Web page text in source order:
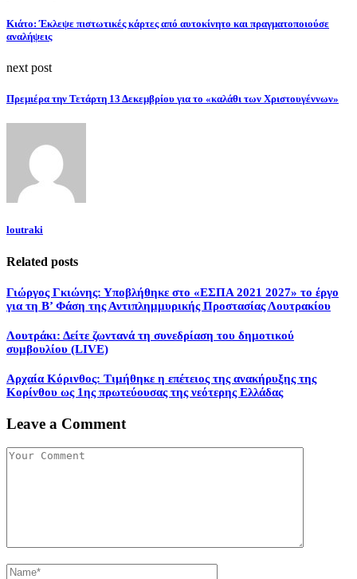
Κιάτο: Έκλεψε πιστωτικές κάρτες από αυτοκίνητο και πραγματοποιούσε
αναλήψεις
next post
Πρεμιέρα την Τετάρτη 13 Δεκεμβρίου για το «καλάθι των Χριστουγέννων»
loutraki
Related posts
Γιώργος Γκιώνης: Υποβλήθηκε στο «ΕΣΠΑ 2021 2027» το έργο
για τη Β’ Φάση της Αντιπλημμυρικής Προστασίας Λουτρακίου
Λουτράκι: Δείτε ζωντανά τη συνεδρίαση του δημοτικού
συμβουλίου (LIVE)
Αρχαία Κόρινθος: Τιμήθηκε η επέτειος της ανακήρυξης της
Κορίνθου ως 1ης πρωτεύουσας της νεότερης Ελλάδας
Leave a Comment